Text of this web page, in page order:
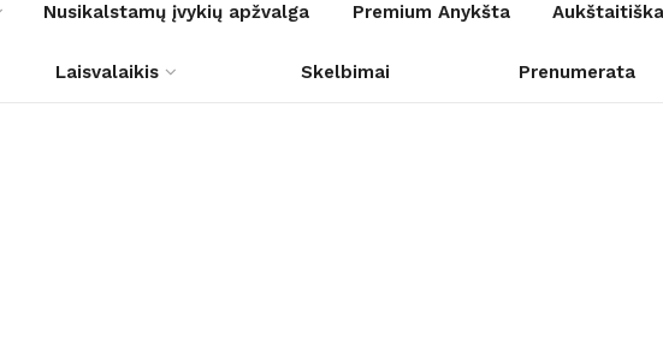
Nusikalstamų įvykių apžvalga Premium Anykšta
Laisvalaikis Skelbimai Prenumerata